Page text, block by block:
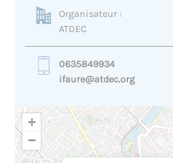
Organisateur :
ATDEC
0635849934
ifaure@atdec.org
+
−